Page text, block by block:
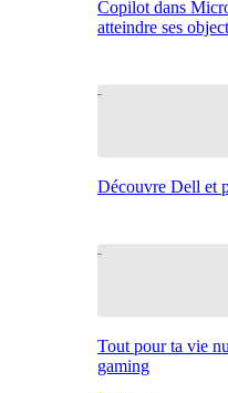
Copilot dans
atteindre ses
Découvre Dell et
Tout pour ta vie
gaming